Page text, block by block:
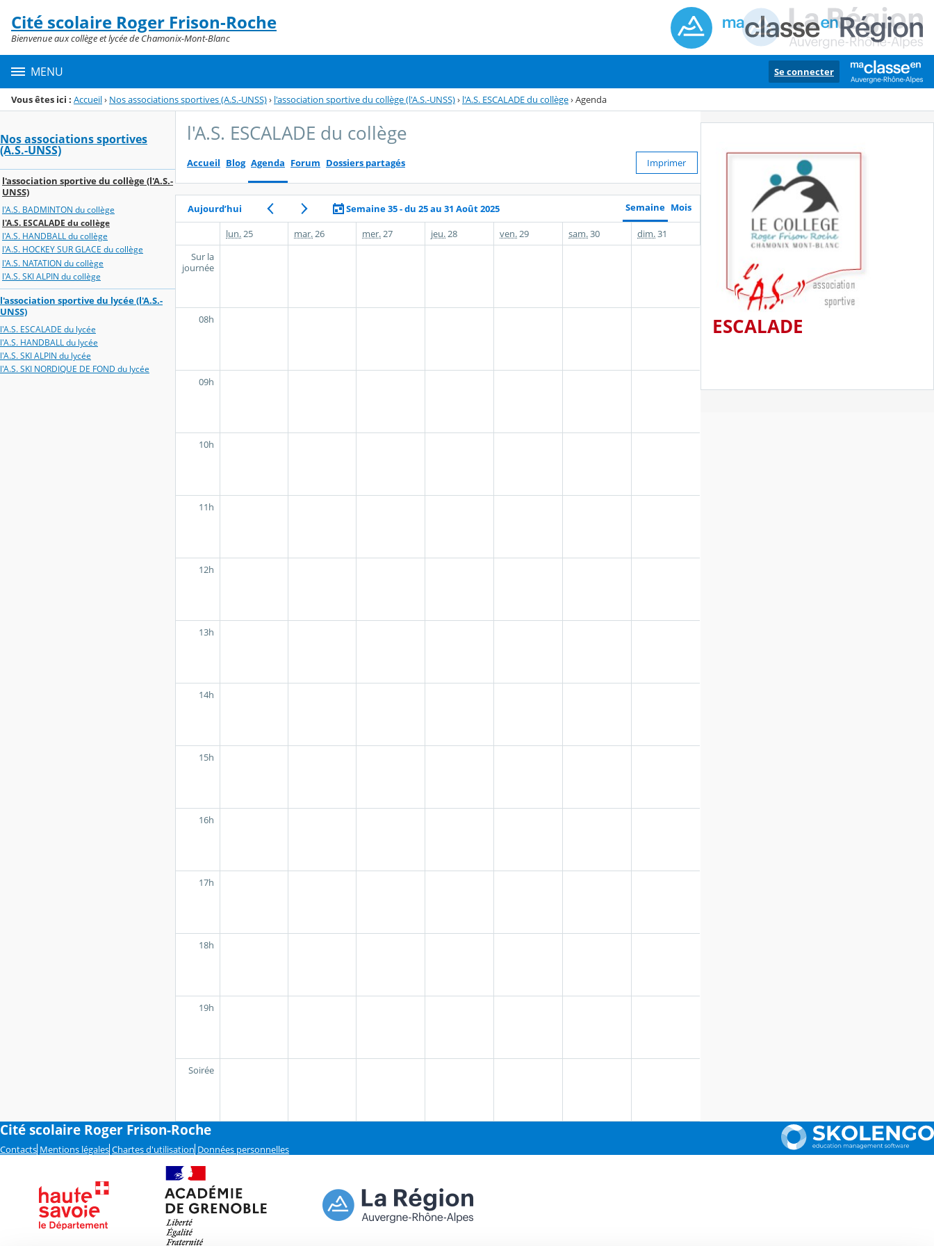
Menu de la rubrique
Contenu
Cité scolaire Roger Frison-Roche
Bienvenue aux collège et lycée de Chamonix-Mont-Blanc
MENU Se connecter
Vous êtes ici : Accueil› Nos associations sportives (A.S.-UNSS)› l'association sportive du collège (l'A.S.-UNSS)› l'A.S. ESCALADE du collège›Agenda
Nos associations sportives
(A.S.-UNSS)
l'association sportive du collège (l'A.S.-
UNSS)
l'A.S. BADMINTON du collège
l'A.S. ESCALADE du collège
l'A.S. HANDBALL du collège
l'A.S. HOCKEY SUR GLACE du collège
l'A.S. NATATION du collège
l'A.S. SKI ALPIN du collège
l'association sportive du lycée (l'A.S.-
UNSS)
l'A.S. ESCALADE du lycée
l'A.S. HANDBALL du lycée
l'A.S. SKI ALPIN du lycée
l'A.S. SKI NORDIQUE DE FOND du lycée
l'A.S. ESCALADE du collège
Accueil Blog Agenda Forum Dossiers partagés Imprimer
Aujourd’hui Semaine 35 - du 25 au 31 Août 2025 Semaine Mois
lun. 25 mar. 26 mer. 27 jeu. 28 ven. 29 sam.30 dim.31
Sur la
journée
08h
09h
10h
11h
12h
13h
14h
15h
16h
17h
18h
19h
Soirée
ESCALADE
Cité scolaire Roger Frison-Roche
Contacts Mentions légales Chartes d'utilisation Données personnelles